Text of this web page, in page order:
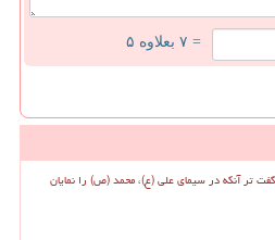
= ۷ بعلاوه ۵
آنکه در سیمای علی (ع)، محمد (ص) را نمایان